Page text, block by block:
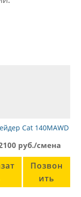
Cat 140MAWD
руб./смена
Позвон
ить